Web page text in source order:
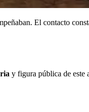
El contacto
y figura pública de este